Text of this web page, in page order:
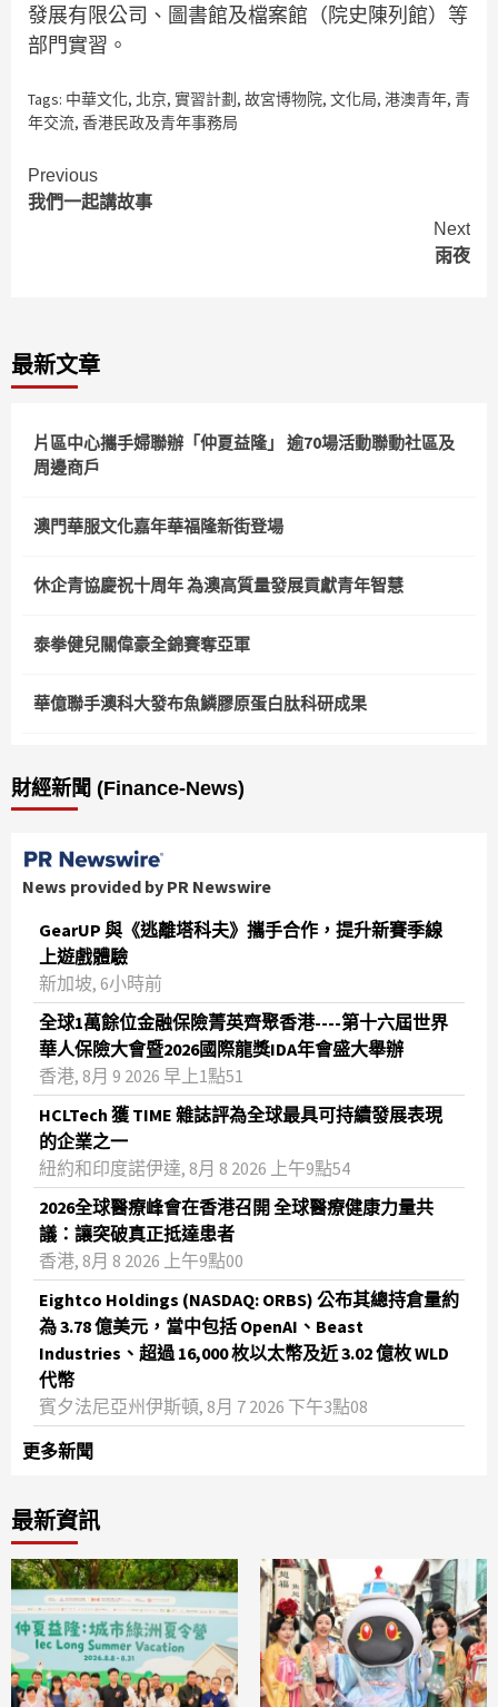
發展有限公司、圖書館及檔案館（院史陳列館）等
部門實習。
Tags: 中華文化, 北京, 實習計劃 , 故宮博物院, 文化局, 港澳青年, 青
年交流, 香港民政及青年事務局
Continue
Reading
Previous
我們一起講故事
Next
雨夜
最新文章
片區中心攜手婦聯辦「仲夏益隆」 逾70場活動聯動社區及
周邊商戶
澳門華服文化嘉年華福隆新街登場
休企青協慶祝十周年 為澳高質量發展貢獻青年智慧
泰拳健兒關偉豪全錦賽奪亞軍
華億聯手澳科大發布魚鱗膠原蛋白肽科研成果
財經新聞 (Finance-News)
News provided by PR Newswire
GearUP 與《逃離塔科夫》攜手合作，提升新賽季線
上遊戲體驗
新加坡, 6小時前
全球1萬餘位金融保險菁英齊聚香港----第十六屆世界
華人保險大會暨2026國際龍獎IDA年會盛大舉辦
香港, 8月 9 2026 早上1點51
HCLTech 獲 TIME 雜誌評為全球最具可持續發展表現
的企業之一
紐約和印度諾伊達, 8月 8 2026 上午9點54
2026全球醫療峰會在香港召開 全球醫療健康力量共
議：讓突破真正抵達患者
香港, 8月 8 2026 上午9點00
Eightco Holdings (NASDAQ: ORBS) 公布其總持倉量約
為 3.78 億美元，當中包括 OpenAI、Beast
Industries、超過 16,000 枚以太幣及近 3.02 億枚 WLD
代幣
賓夕法尼亞州伊斯頓, 8月 7 2026 下午3點08
更多新聞
最新資訊